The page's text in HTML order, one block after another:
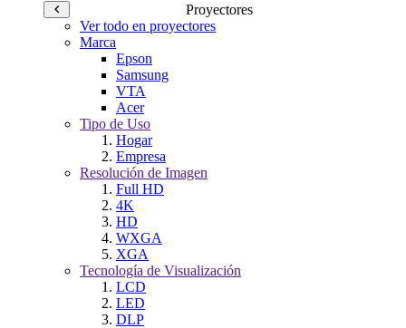
Proyectores
Ver todo en proyectores
Marca
Epson
Samsung
VTA
Acer
Tipo de Uso
Hogar
Empresa
Resolución de Imagen
Full HD
4K
HD
WXGA
XGA
Tecnología de Visualización
LCD
LED
DLP